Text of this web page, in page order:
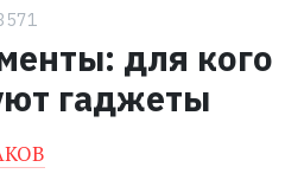
для кого
гаджеты